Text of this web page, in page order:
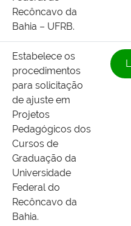
Recôncavo da
Bahia – UFRB.
Estabelece os
procedimentos
para solicitação
de ajuste em
Projetos
Pedagógicos dos
Cursos de
Graduação da
Universidade
Federal do
Recôncavo da
Bahia.